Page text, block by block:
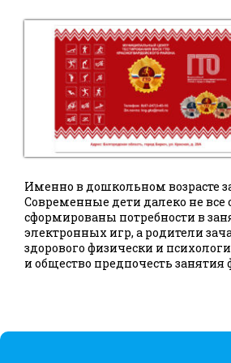
Именно в дошкольном возрасте
Современные дети далеко не
сформированы потребности в
электронных игр, а родители
здорового физически и
и общество предпочесть